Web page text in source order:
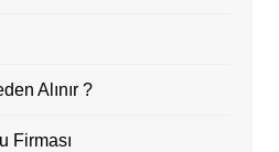
Alınır ?
Firması